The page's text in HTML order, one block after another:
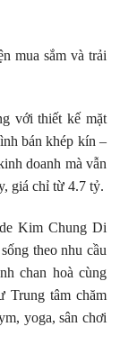
mua sắm và trải
với thiết kế mặt
bán khép kín –
doanh mà vẫn
giá chỉ từ 4.7 tỷ.
Kim Chung Di
theo nhu cầu
chan hoà cùng
Trung tâm chăm
yoga, sân chơi